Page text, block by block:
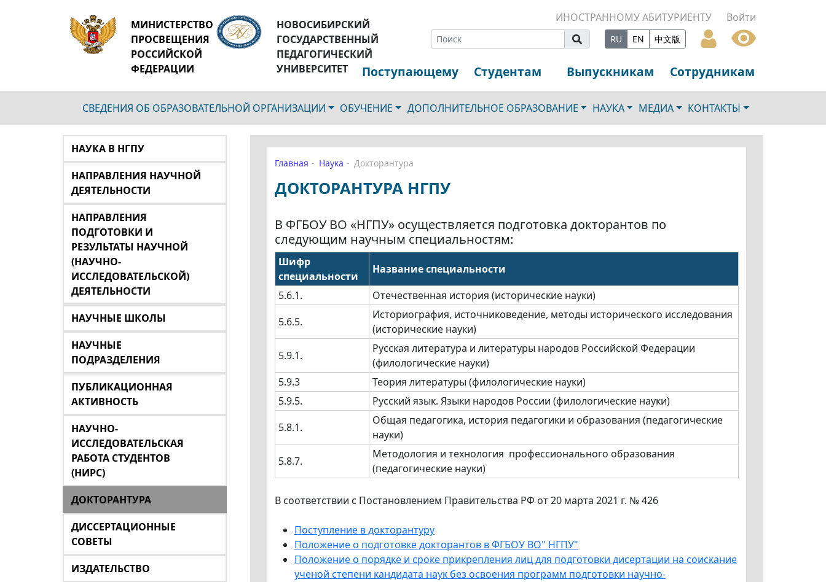
МИНИСТЕРСТВО
ПРОСВЕЩЕНИЯ
РОССИЙСКОЙ
ФЕДЕРАЦИИ
НОВОСИБИРСКИЙ
ГОСУДАРСТВЕННЫЙ
ПЕДАГОГИЧЕСКИЙ
УНИВЕРСИТЕТ
ИНОСТРАННОМУ АБИТУРИЕНТУ Войти
RU EN 中文版
Поступающему Студентам Выпускникам Сотрудникам
СВЕДЕНИЯ ОБ ОБРАЗОВАТЕЛЬНОЙ ОРГАНИЗАЦИИ ОБУЧЕНИЕ ДОПОЛНИТЕЛЬНОЕ ОБРАЗОВАНИЕ НАУКА МЕДИА КОНТАКТЫ
НАУКА В НГПУ
НАПРАВЛЕНИЯ НАУЧНОЙ
ДЕЯТЕЛЬНОСТИ
НАПРАВЛЕНИЯ
ПОДГОТОВКИ И
РЕЗУЛЬТАТЫ НАУЧНОЙ
(НАУЧНО-
ИССЛЕДОВАТЕЛЬСКОЙ)
ДЕЯТЕЛЬНОСТИ
НАУЧНЫЕ ШКОЛЫ
НАУЧНЫЕ
ПОДРАЗДЕЛЕНИЯ
ПУБЛИКАЦИОННАЯ
АКТИВНОСТЬ
НАУЧНО-
ИССЛЕДОВАТЕЛЬСКАЯ
РАБОТА СТУДЕНТОВ
(НИРС)
ДОКТОРАНТУРА
ДИССЕРТАЦИОННЫЕ
СОВЕТЫ
ИЗДАТЕЛЬСТВО
Главная Наука Докторантура
ДОКТОРАНТУРА НГПУ
В ФГБОУ ВО «НГПУ» осуществляется подготовка докторантов по
следующим научным специальностям:
Шифр
специальности
Название специальности
5.6.1.
Отечественная история (исторические науки)
5.6.5.
Историография, источниковедение, методы исторического исследования
(исторические науки)
5.9.1.
Русская литература и литературы народов Российской Федерации
(филологические науки)
5.9.3
Теория литературы (филологические науки)
5.9.5.
Русский язык. Языки народов России (филологические науки)
5.8.1.
Общая педагогика, история педагогики и образования (педагогические
науки)
5.8.7.
Методология и технология профессионального образования
(педагогические науки)
В соответствии с Постановлением Правительства РФ от 20 марта 2021 г. № 426
Поступление в докторантуру
Положение о подготовке докторантов в ФГБОУ ВО" НГПУ"
Положение о порядке и сроке прикрепления лицдля подготовки дисертации на соискание
ученой степени кандидата наук без освоения программ подготовки научно-